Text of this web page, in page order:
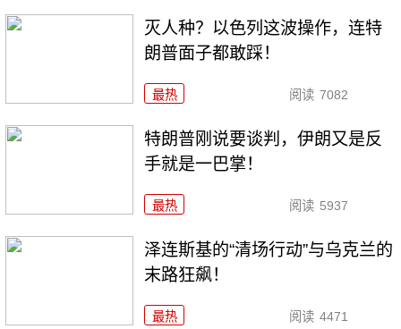
灭人种？以色列这波操作，连特
朗普面子都敢踩！
最热 阅读 7082
特朗普刚说要谈判，伊朗又是反
手就是一巴掌！
最热 阅读 5937
泽连斯基的“清场行动”与乌克兰的
末路狂飙！
最热 阅读 4471